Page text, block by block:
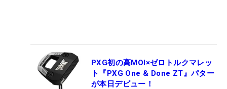
PXG初の高MOI×ゼロトルクマレッ
ト『PXG One & Done ZT』パター
が本日デビュー！